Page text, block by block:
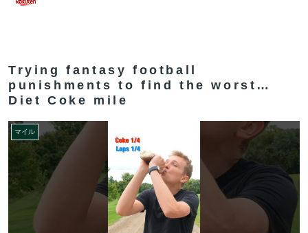
Trying fantasy football
punishments to find the worst…
Diet Coke mile
マイル